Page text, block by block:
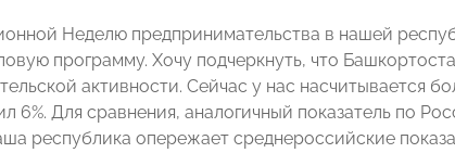
Неделю предпринимательства в нашей
программу. Хочу подчеркнуть, что
активности. Сейчас у нас насчитывается
6%. Для сравнения, аналогичный показатель по
республика опережает среднероссийские